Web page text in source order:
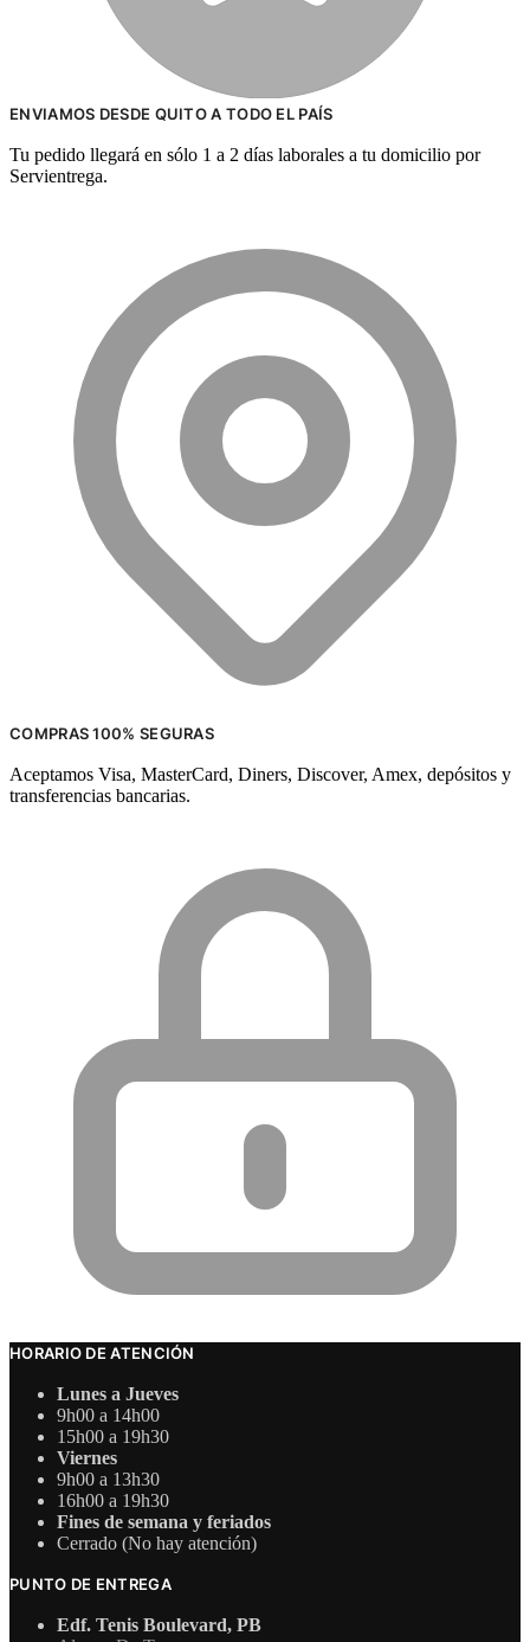
ENVIAMOS DESDE QUITO A TODO EL PAÍS
Tu pedido llegará en sólo 1 a 2 días laborales a tu domicilio por
Servientrega.
COMPRAS 100% SEGURAS
Aceptamos Visa, MasterCard, Diners, Discover, Amex, depósitos y
transferencias bancarias.
HORARIO DE ATENCIÓN
Lunes a Jueves
9h00 a 14h00
15h00 a 19h30
Viernes
9h00 a 13h30
16h00 a 19h30
Fines de semana y feriados
Cerrado (No hay atención)
PUNTO DE ENTREGA
Edf. Tenis Boulevard, PB